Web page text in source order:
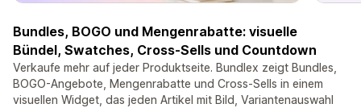
Bundles, BOGO und Mengenrabatte: visuelle
Bündel, Swatches, Cross-Sells und Countdown
Verkaufe mehr auf jeder Produktseite. Bundlex zeigt Bundles,
BOGO-Angebote, Mengenrabatte und Cross-Sells in einem
visuellen Widget, das jeden Artikel mit Bild, Variantenauswahl